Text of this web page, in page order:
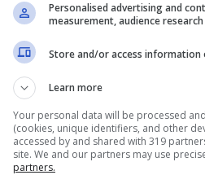
Personalised advertising and
measurement, audience
Store and/or access information
Learn more
Your personal data will be processed
(cookies, unique identifiers, and other
accessed by and shared with 319
site. We and our partners may use
partners.